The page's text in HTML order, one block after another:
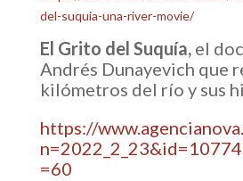
del-suquia-una-river-movie/
El Grito del Suquía,el
Andrés Dunayevich que
kilómetros del río y sus
https://
=60